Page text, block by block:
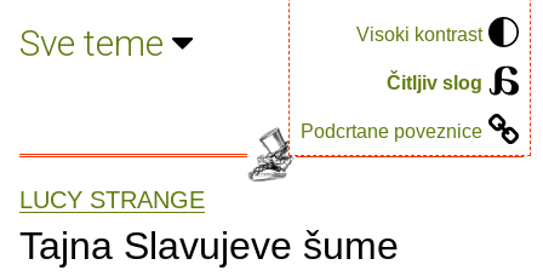
Visoki kontrast
Čitljiv slog
Podcrtane poveznice
Sve teme
LUCY STRANGE
Tajna Slavujeve šume